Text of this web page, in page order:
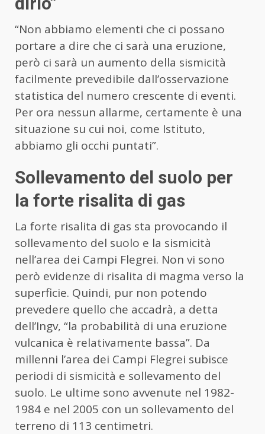
“Non abbiamo elementi che ci possano
portare a dire che ci sarà una eruzione,
però ci sarà un aumento della sismicità
facilmente prevedibile dall’osservazione
statistica del numero crescente di eventi.
Per ora nessun allarme, certamente è una
situazione su cui noi, come Istituto,
abbiamo gli occhi puntati”.
Sollevamento del suolo per
la forte risalita di gas
La forte risalita di gas sta provocando il
sollevamento del suolo e la sismicità
nell’area dei Campi Flegrei. Non vi sono
però evidenze di risalita di magma verso la
superficie. Quindi, pur non potendo
prevedere quello che accadrà, a detta
dell’Ingv, “la probabilità di una eruzione
vulcanica è relativamente bassa”. Da
millenni l’area dei Campi Flegrei subisce
periodi di sismicità e sollevamento del
suolo. Le ultime sono avvenute nel 1982-
1984 e nel 2005 con un sollevamento del
terreno di 113 centimetri.